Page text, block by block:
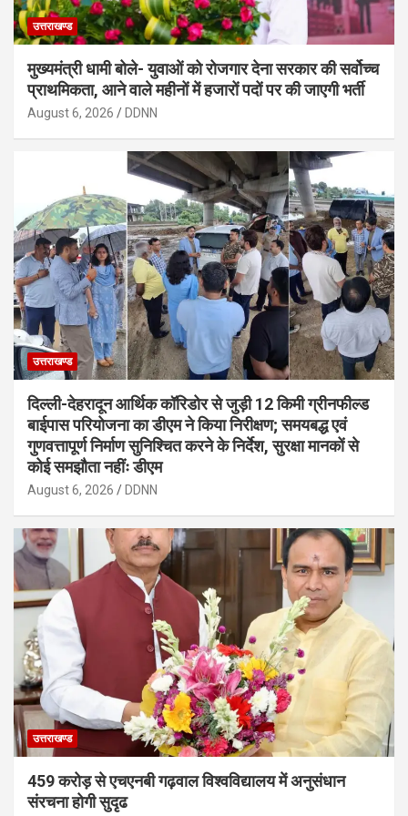
उत्तराखण्ड
मुख्यमंत्री धामी बोले- युवाओं को रोजगार देना सरकार की सर्वोच्च
प्राथमिकता, आने वाले महीनों में हजारों पदों पर की जाएगी भर्ती
August 6, 2026 DDNN
उत्तराखण्ड
दिल्ली-देहरादून आर्थिक कॉरिडोर से जुड़ी 12 किमी ग्रीनफील्ड
बाईपास परियोजना का डीएम ने किया निरीक्षण; समयबद्ध एवं
गुणवत्तापूर्ण निर्माण सुनिश्चित करने के निर्देश, सुरक्षा मानकों से
कोई समझौता नहींः डीएम
August 6, 2026 DDNN
उत्तराखण्ड
459 करोड़ से एचएनबी गढ़वाल विश्वविद्यालय में अनुसंधान
संरचना होगी सुदृढ